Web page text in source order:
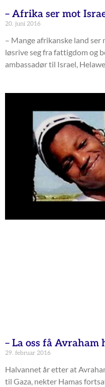
– Afrika ser mot
20. juni 2016
– Mange afrikanske land
løsrive seg fra fattigdom og
ambassadør til Israel,
– La oss få Avraham
29. februar 2016
Halvannet år etter at
til Gaza, nekter Hamas